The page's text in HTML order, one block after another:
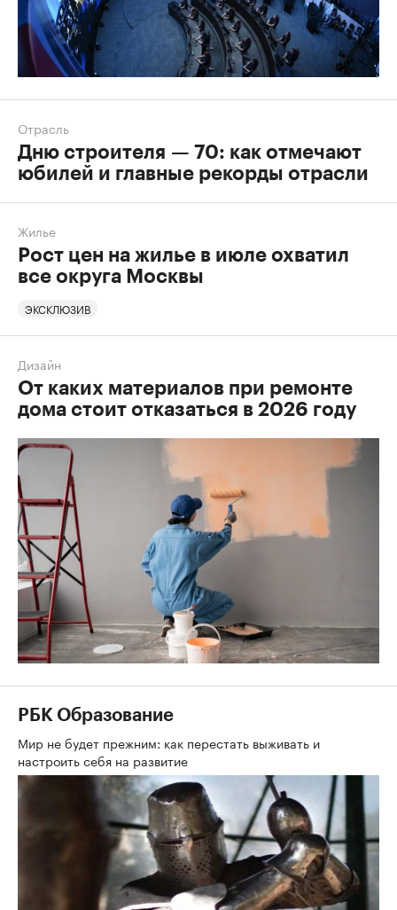
Отрасль
Дню строителя — 70: как отмечают
юбилей и главные рекорды отрасли
Жилье
Рост цен на жилье в июле охватил
все округа Москвы
ЭКСКЛЮЗИВ
Дизайн
От каких материалов при ремонте
дома стоит отказаться в 2026 году
РБК Образование
Мир не будет прежним: как перестать выживать и
настроить себя на развитие